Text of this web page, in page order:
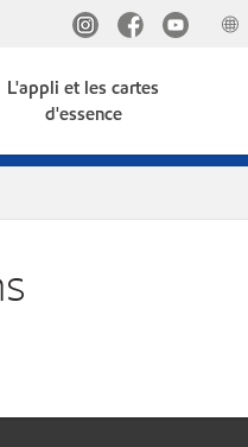
L'appli et les cartes
d'essence